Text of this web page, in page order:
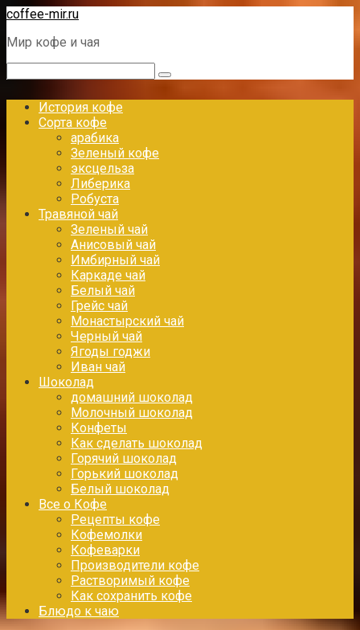
Перейти
контенту
coffee-mir.ru
Мир кофе и чая
История кофе
Сорта кофе
арабика
Зеленый кофе
эксцельза
Либерика
Робуста
Травяной чай
Зеленый чай
Анисовый чай
Имбирный чай
Каркаде чай
Белый чай
Грейс чай
Монастырский чай
Черный чай
Ягоды годжи
Иван чай
Шоколад
домашний шоколад
Молочный шоколад
Конфеты
Как сделать шоколад
Горячий шоколад
Горький шоколад
Белый шоколад
Все о Кофе
Рецепты кофе
Кофемолки
Кофеварки
Производители кофе
Растворимый кофе
Как сохранить кофе
Блюдо к чаю